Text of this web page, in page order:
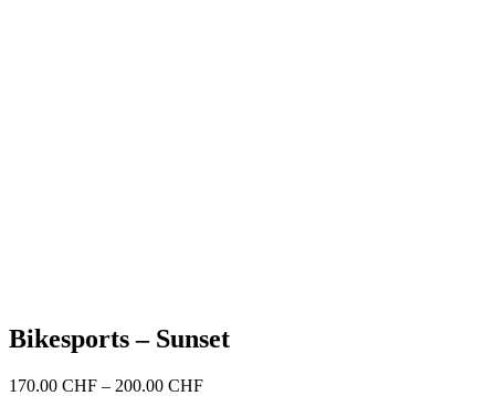
Bikesports – Sunset
170.00 CHF – 200.00 CHF